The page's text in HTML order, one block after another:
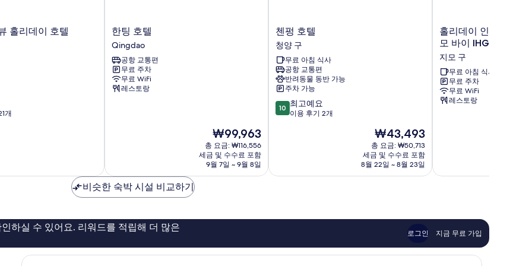
홀리데이 호텔
개
한
팅
호
텔
Qingdao
한팅 호텔
Qingdao
공항 교통편
무료 주차
무료 WiFi
레스토랑
현
재
요
금
₩99,963
₩99,963
총 요금: ₩116,556
세금 및 수수료 포함
9월 7일 ~ 9월 8일
첸
펑
호
텔
청
양
구
첸펑 호텔
청양 구
무료 아침 식사
공항 교통편
반려동물 동반 가능
주차 가능
10
점
최
이
기
10 최고예요
이용 후기 2개
현
재
요
금
₩43,493
₩43,493
총 요금: ₩50,713
세금 및 수수료 포함
8월 22일 ~ 8월 23일
홀
리
데
이
인
익
스
프
모
지
모
홀리데이 인 익스프
모 바이 IHG
지모 구
무료 아침 식사
무료 주차
무료 WiFi
레스토랑
비슷한 숙박 시설 비교하기
하실 수 있어요. 리워드를 적립해 더 많은
로그인 지금 무료 가입